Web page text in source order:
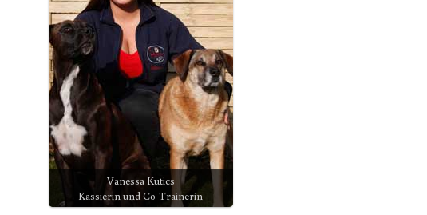
Vanessa Kutics
Kassierin und Co-Trainerin